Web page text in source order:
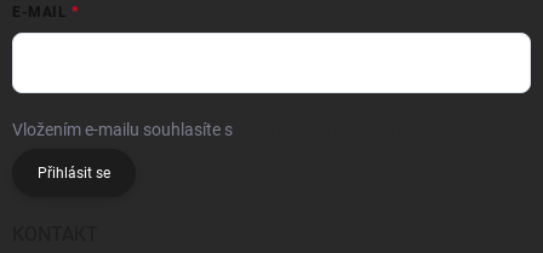
E-MAIL
Vložením e-mailu souhlasíte s
Přihlásit se